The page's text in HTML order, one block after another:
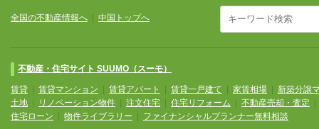
全国の不動産情報へ 中国トップへ
不動産・住宅サイト SUUMO（スーモ）
賃貸 賃貸マンション 賃貸アパート 賃貸一戸建て 家賃相場
新築分譲
土地
リノベーション物件 注文住宅 住宅リフォーム 不動産売却・査定
住宅ローン
物件ライブラリー ファイナンシャルプランナー無料相談